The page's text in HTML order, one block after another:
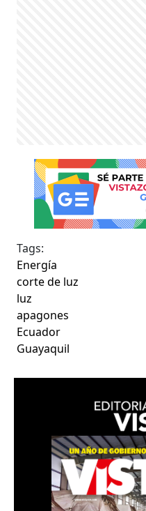
Tags:
Energía
corte de luz
luz
apagones
Ecuador
Guayaquil